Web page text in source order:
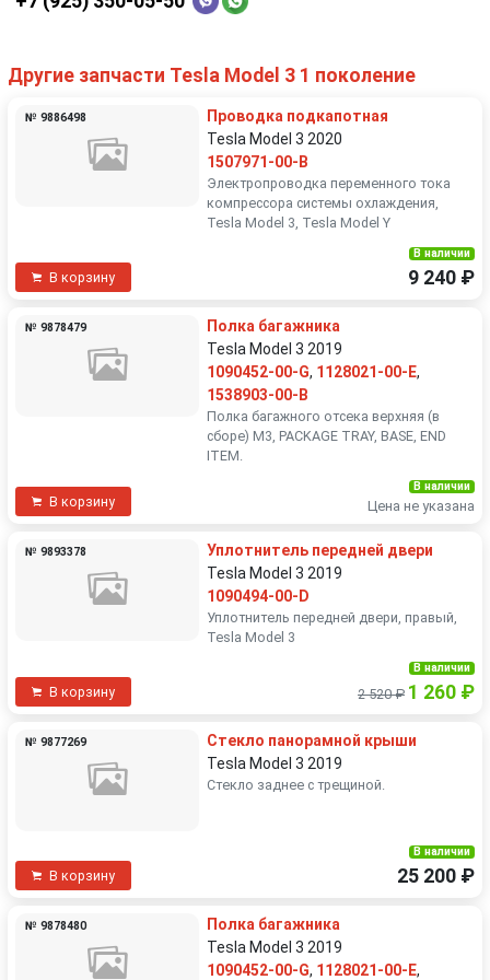
Другие запчасти Tesla Model 3 1 поколение
№ 9886498
Проводка подкапотная
Tesla Model 3 2020
1507971-00-B
Электропроводка переменного тока
компрессора системы охлаждения,
Tesla Model 3, Tesla Model Y
В корзину
В наличии
9 240 ₽
№ 9878479
Полка багажника
Tesla Model 3 2019
1090452-00-G, 1128021-00-E,
1538903-00-B
Полка багажного отсека верхняя (в
сборе) M3, PACKAGE TRAY, BASE, END
ITEM.
В корзину
В наличии
Цена не указана
№ 9893378
Уплотнитель передней двери
Tesla Model 3 2019
1090494-00-D
Уплотнитель передней двери, правый,
Tesla Model 3
В корзину
В наличии
2 520 ₽ 1 260 ₽
№ 9877269
Стекло панорамной крыши
Tesla Model 3 2019
Стекло заднее с трещиной.
В корзину
В наличии
25 200 ₽
№ 9878480
Полка багажника
Tesla Model 3 2019
1090452-00-G, 1128021-00-E,